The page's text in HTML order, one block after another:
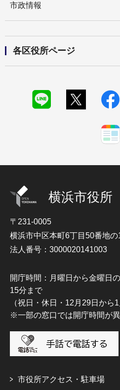
市政情報
各区役所ページ
横浜市役所
〒231-0005
横浜市中区本町6丁目50番地の
法人番号：3000020141003
開庁時間：月曜日から金曜日
15分まで
（祝日・休日・12月29日から1
※一部の窓口では開庁時間が
市役所アクセス・駐車場